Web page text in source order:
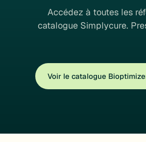
Accédez à toutes les
catalogue Simplycure.
Voir le catalogue